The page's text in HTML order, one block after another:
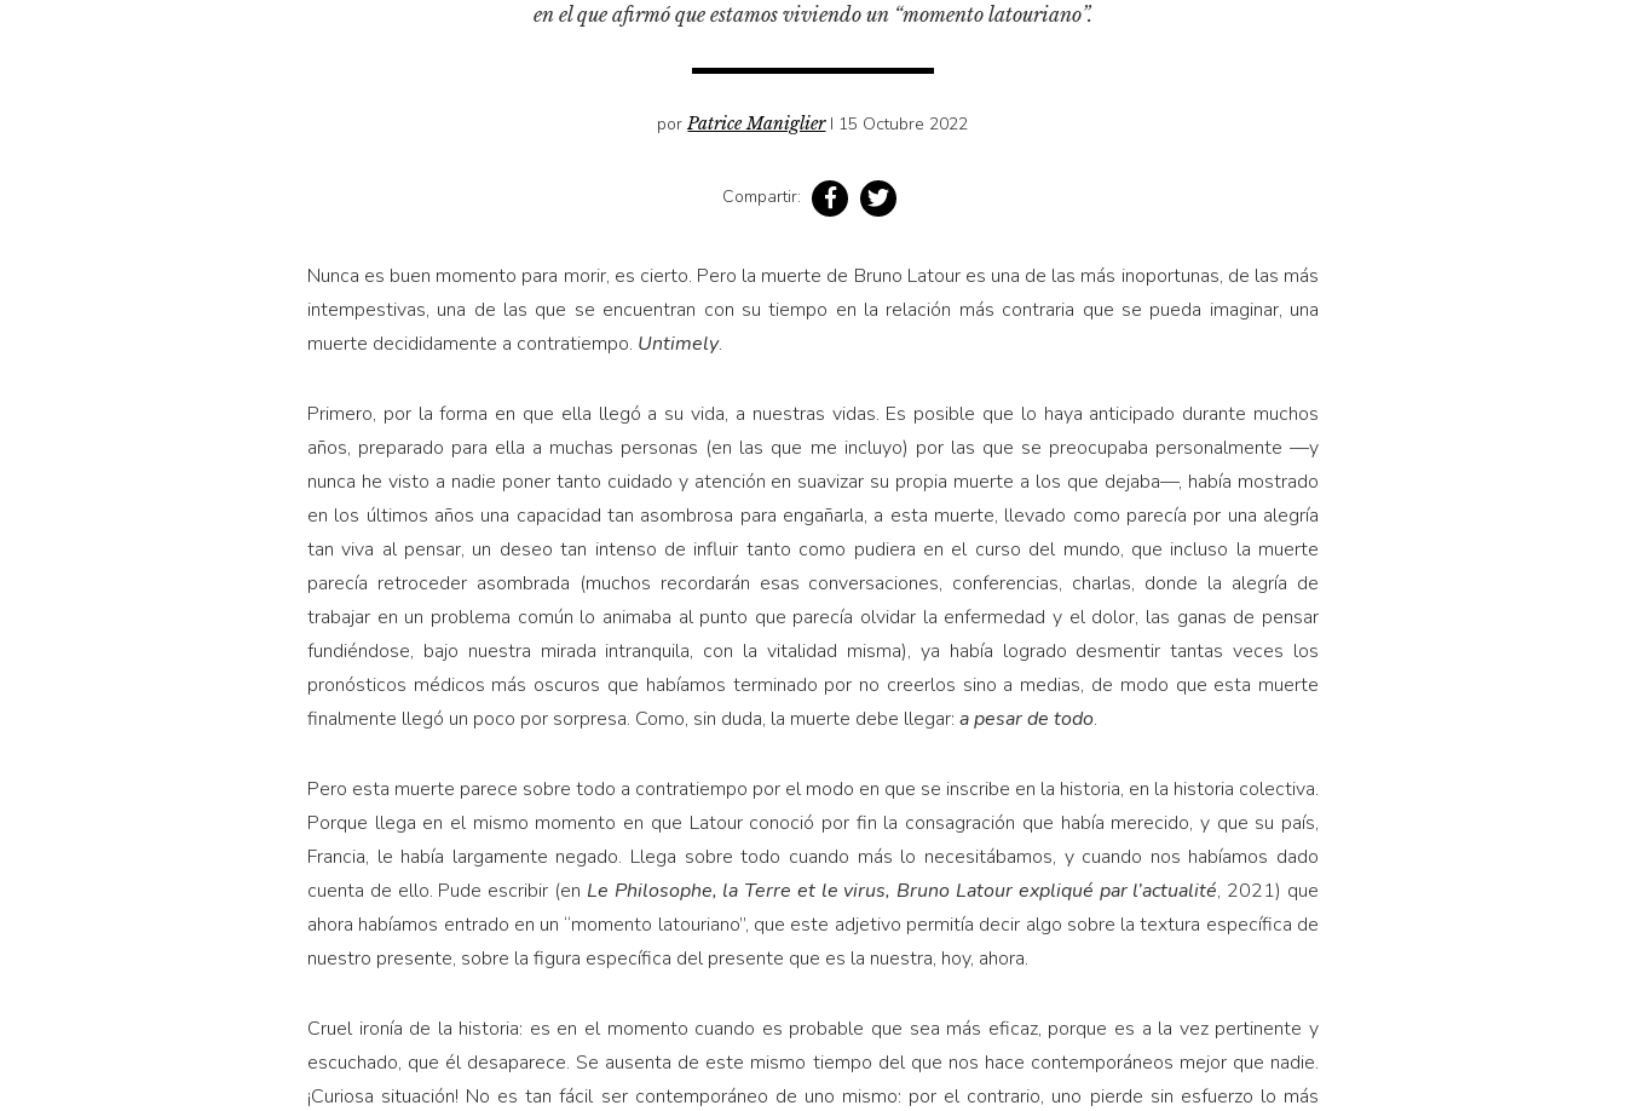
en el que afirmó que estamos viviendo un “momento latouriano”.
porPatrice Maniglier I 15 Octubre 2022
Compartir:
Nunca es buen momento para morir, es cierto. Pero la muerte de Bruno Latour es una de las más inoportunas, de las más
intempestivas, una de las que se encuentran con su tiempo en la relación más contraria que se pueda imaginar, una
muerte decididamente a contratiempo. Untimely.
Primero, por la forma en que ella llegó a su vida, a nuestras vidas. Es posible que lo haya anticipado durante muchos
años, preparado para ella a muchas personas (en las que me incluyo) por las que se preocupaba personalmente —y
nunca he visto a nadie poner tanto cuidado y atención en suavizar su propia muerte a los que dejaba—, había mostrado
en los últimos años una capacidad tan asombrosa para engañarla, a esta muerte, llevado como parecía por una alegría
tan viva al pensar, un deseo tan intenso de influir tanto como pudiera en el curso del mundo, que incluso la muerte
parecía retroceder asombrada (muchos recordarán esas conversaciones, conferencias, charlas, donde la alegría de
trabajar en un problema común lo animaba al punto que parecía olvidar la enfermedad y el dolor, las ganas de pensar
fundiéndose, bajo nuestra mirada intranquila, con la vitalidad misma), ya había logrado desmentir tantas veces los
pronósticos médicos más oscuros que habíamos terminado por no creerlos sino a medias, de modo que esta muerte
finalmente llegó un poco por sorpresa. Como, sin duda, la muerte debe llegar: a pesar de todo.
Pero esta muerte parece sobre todo a contratiempo por el modo en que se inscribe en la historia, en la historia colectiva.
Porque llega en el mismo momento en que Latour conoció por fin la consagración que había merecido, y que su país,
Francia, le había largamente negado. Llega sobre todo cuando más lo necesitábamos, y cuando nos habíamos dado
cuenta de ello. Pude escribir (en Le Philosophe, la Terre et le virus, Bruno Latour expliqué par l’actualité, 2021) que
ahora habíamos entrado en un “momento latouriano”, que este adjetivo permitía decir algo sobre la textura específica de
nuestro presente, sobre la figura específica del presente que es la nuestra, hoy, ahora.
Cruel ironía de la historia: es en el momento cuando es probable que sea más eficaz, porque es a la vez pertinente y
escuchado, que él desaparece. Se ausenta de este mismo tiempo del que nos hace contemporáneos mejor que nadie.
¡Curiosa situación! No es tan fácil ser contemporáneo de uno mismo: por el contrario, uno pierde sin esfuerzo lo más